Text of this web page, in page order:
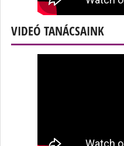
VIDEÓ TANÁCSAINK